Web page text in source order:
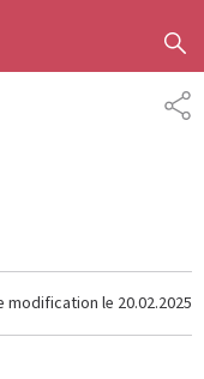
modification le 20.02.2025